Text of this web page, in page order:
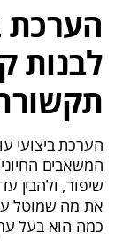
הערכת
לבנות
הערכת ביצועי
המשאבים
שיפור, ולהבין
את מה שמוטל
כמה הוא בעל